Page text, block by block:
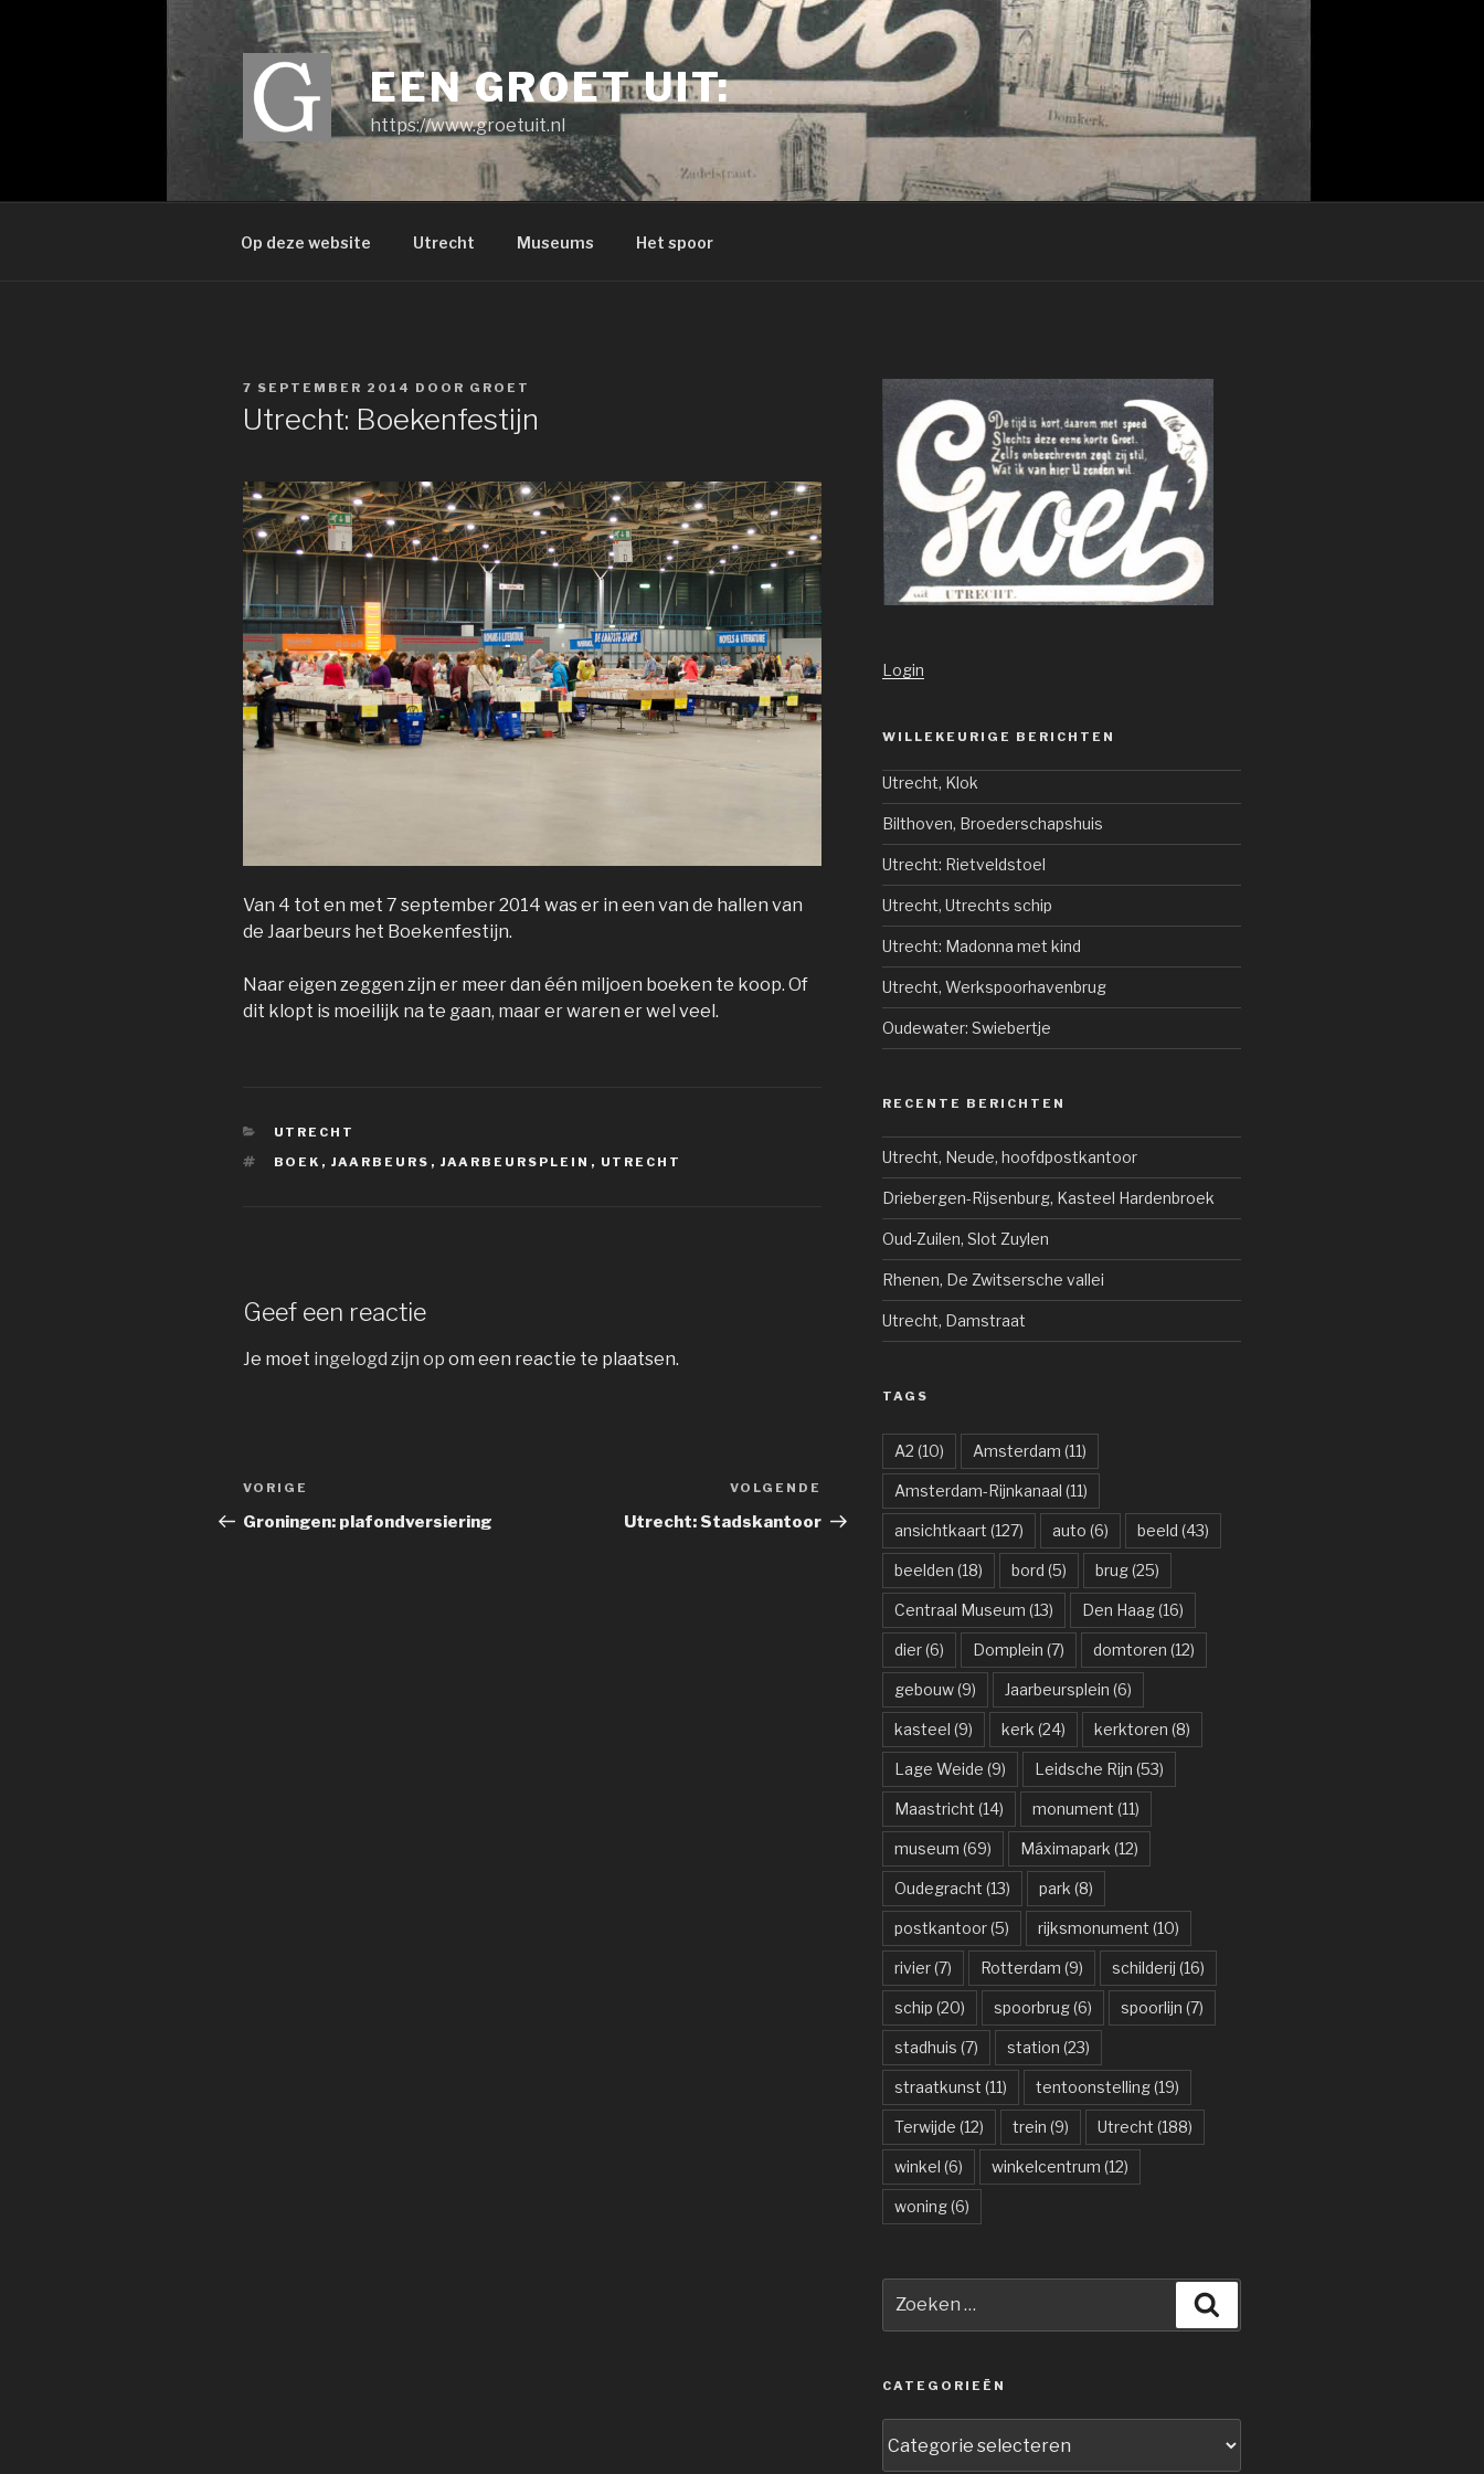
EEN GROET UIT:
https://www.groetuit.nl
Op deze website Utrecht Museums Het spoor
GEPLAATST
7 SEPTEMBER 2014 DOOR GROET
Utrecht: Boekenfestijn
Van 4 tot en met 7 september 2014 was er in een van de hallen van
de Jaarbeurs het Boekenfestijn.
Naar eigen zeggen zijn er meer dan één miljoen boeken te koop. Of
dit klopt is moeilijk na te gaan, maar er waren er wel veel.
CATEGORIEËN
UTRECHT
TAGS
BOEK , JAARBEURS , JAARBEURSPLEIN , UTRECHT
Geef een reactie
Je moet ingelogd zijn op om een reactie te plaatsen.
Bericht
navigatie
Vorig
bericht
VORIGE
Groningen: plafondversiering
Volgend
bericht
VOLGENDE
Utrecht: Stadskantoor
Login
WILLEKEURIGE BERICHTEN
Utrecht, Klok
Bilthoven, Broederschapshuis
Utrecht: Rietveldstoel
Utrecht, Utrechts schip
Utrecht: Madonna met kind
Utrecht, Werkspoorhavenbrug
Oudewater: Swiebertje
RECENTE BERICHTEN
Utrecht, Neude, hoofdpostkantoor
Driebergen-Rijsenburg, Kasteel Hardenbroek
Oud-Zuilen, Slot Zuylen
Rhenen, De Zwitsersche vallei
Utrecht, Damstraat
TAGS
A2 (10) Amsterdam (11)
Amsterdam-Rijnkanaal (11)
ansichtkaart (127) auto (6) beeld (43)
beelden (18) bord (5) brug(25)
Centraal Museum (13) Den Haag(16)
dier(6) Domplein (7) domtoren (12)
gebouw(9) Jaarbeursplein (6)
kasteel (9) kerk (24) kerktoren (8)
Lage Weide (9) Leidsche Rijn (53)
Maastricht (14) monument (11)
museum (69) Máximapark (12)
Oudegracht (13) park (8)
postkantoor(5) rijksmonument (10)
rivier(7) Rotterdam (9) schilderij (16)
schip (20) spoorbrug(6) spoorlijn (7)
stadhuis (7) station (23)
straatkunst (11) tentoonstelling(19)
Terwijde (12) trein (9) Utrecht (188)
winkel (6) winkelcentrum (12)
woning(6)
naar:
CATEGORIEËN